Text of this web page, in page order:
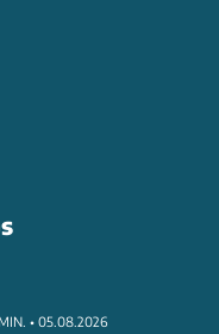
• 05.08.2026